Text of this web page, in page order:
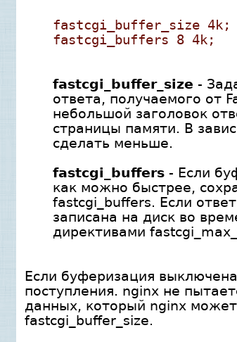
fastcgi_buffer_size 4k;
fastcgi_buffers 8 4k;
fastcgi_buffer_size -
ответа, получаемого от
небольшой заголовок
страницы памяти. В
сделать меньше.
fastcgi_buffers - Если
как можно быстрее,
fastcgi_buffers. Если
записана на диск во
директивами
Если буферизация
поступления. nginx не
данных, который nginx может
fastcgi_buffer_size.